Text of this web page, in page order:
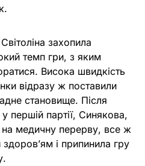
захопила
темп гри, з яким
Висока швидкість
відразу ж поставили
становище. Після
першій партії, Синякова,
медичну перерву, все ж
і припинила гру